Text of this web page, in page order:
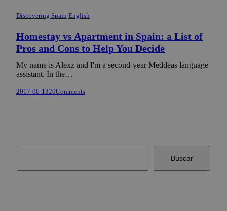
Discovering Spain English
Homestay vs Apartment in Spain: a List of
Pros and Cons to Help You Decide
My name is Alexz and I'm a second-year Meddeas language
assistant. In the…
2017-06-1320Comments
Buscar